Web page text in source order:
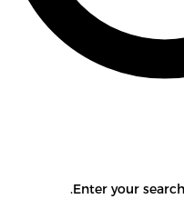
Enter your